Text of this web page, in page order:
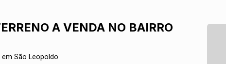
A VENDA NO BAIRRO
São Leopoldo